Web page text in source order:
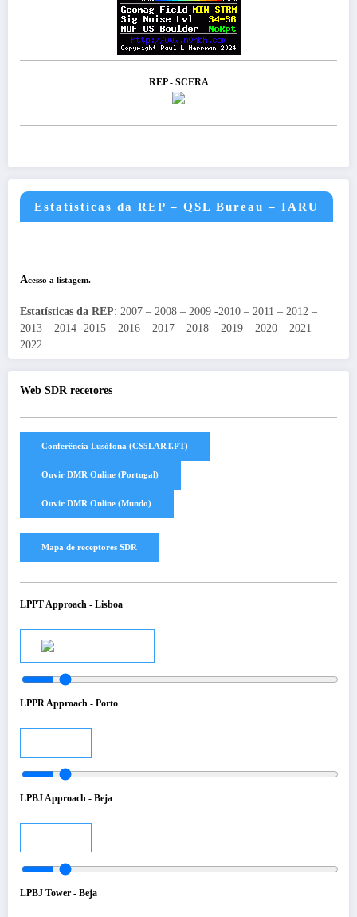
REP - SCERA
Estatísticas da REP – QSL Bureau – IARU
Acesso a listagem.
Estatísticas da REP: 2007 – 2008 – 2009 -2010 – 2011 – 2012 –
2013 – 2014 -2015 – 2016 – 2017 – 2018 – 2019 – 2020 – 2021 –
2022
Web SDR recetores
LPPT Approach - Lisboa
LPPR Approach - Porto
LPBJ Approach - Beja
LPBJ Tower - Beja